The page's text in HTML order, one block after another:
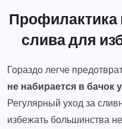
Профилактика
слива для
Гораздо легче
не набирается в бачок
Регулярный уход за
избежать большинства